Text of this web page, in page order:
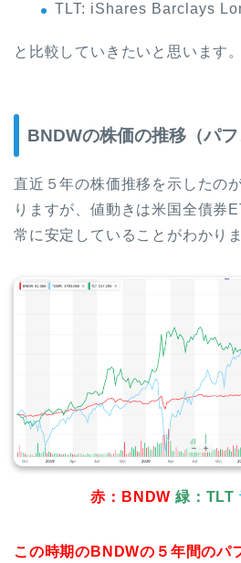
TLT: iShares Barclays
と比較していきたいと思います。
BNDWの株価の推移（パフ
直近５年の株価推移を示したの
りますが、値動きは米国全債券
常に安定していることがわかりま
赤：BNDW 緑：TLT
この時期のBNDWの５年間のパ